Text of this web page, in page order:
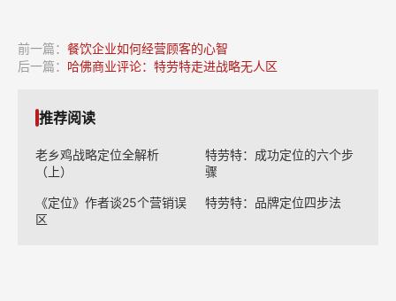
前一篇： 餐饮企业如何经营顾客的心智
后一篇： 哈佛商业评论：特劳特走进战略无人区
推荐阅读
老乡鸡战略定位全解析
（上）
特劳特：成功定位的六个步
骤
《定位》作者谈25个营销误
区
特劳特：品牌定位四步法